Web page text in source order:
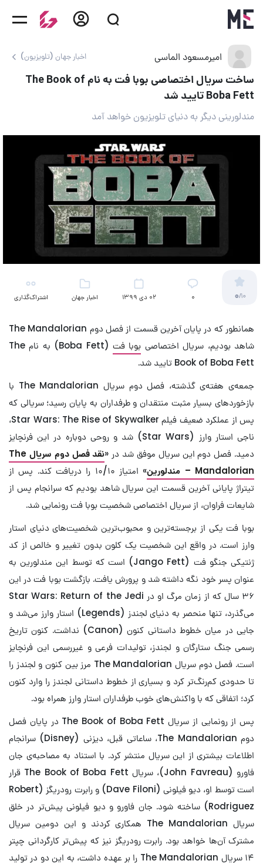
امیرمسعود الماسی اخبار جهان (تلویزیون)
ساخت سریال اختصاصی بوبا فت به نام The Book of
Boba Fett تایید شد
مندلورینی دیگر به دنیای تلویزیون خواهد آمد
0/10 ۰ 02 دی 1399
اخبار جهان
اشتراک‌گذاری
همانطور که در پایان آخرین قسمت از فصل دوم The Mandalorian
شاهد بودیم، سریال اختصاصی بوبا فت
(Boba Fett) به نام The
Book of Boba Fett تایید شد.
جمعه‌ی هفته‌ی گذشته، فصل دوم سریال The Mandalorian با
بازخوردهای بسیار مثبت منتقدان و طرفداران به پایان رسید؛ سریالی که
پس از عملکرد ضعیف فیلم Star Wars: The Rise of Skywalker،
ناجی استار وارز (Star Wars) شد و روحی دوباره در این فرنچایز
دمید. فصل دوم این سریال موفق شد در «
نقد فصل دوم سریال The
Mandalorian – مندلورین
» امتیاز ۱۰/۱۰ را دریافت کند. پس از
تیتراژ پایانی آخرین قسمت این سریال شاهد بودیم که سرانجام پس از
شایعات فراوان، از سریال اختصاصی شخصیت بوبا فت رونمایی شد.
بوبا فت یکی از برجسته‌ترین و محبوب‌ترین شخصیت‌های دنیای استار
وارز است. در واقع این شخصیت یک کلون بدون تغییر و خالص از کد
ژنتیکی جنگو فت (Jango Fett) است که توسط این مندلورین به
عنوان پسر خود نگه داشته شد و پرورش یافت. بازگشت بوبا فت در این
۳۶ سال که از زمان مرگ او در Star Wars: Return of the Jedi
می‌گذرد، تنها منحصر به دنیای لجندز (Legends) استار وارز می‌شد و
جایی در میان خطوط داستانی کنون (Canon) نداشت. کنون تاریخ
رسمی جنگ ستارگان و لجندز، تولیدات فرعی و غیررسمی این فرنچایز
است. فصل دوم سریال The Mandalorian مرز بین کنون و لجندز را
تا حدودی کم‌رنگ‌تر کرد و بسیاری از خطوط داستانی لجندز را وارد کنون
کرد؛ اتفاقی که با واکنش‌های خوب طرفداران استار وارز همراه بود.
پس از رونمایی از سریال The Book of Boba Fett در پایان فصل
دوم The Mandalorian، ساعاتی قبل، دیزنی (Disney) سرانجام
اطلاعات بیشتری از این سریال منتشر کرد. با استناد به مصاحبه‌ی جان
فاورو (John Favreau)، سریال The Book of Boba Fett قرار
است توسط او، دیو فیلونی (Dave Filoni) و رابرت رودریگز (Robert
Rodriguez) ساخته شود. جان فاورو و دیو فیلونی پیش‌تر در خلق
سریال The Mandalorian همکاری کردند و این دومین سریال
مشترک آن‌ها خواهد بود. رابرت رودریگز نیز که پیش‌تر کارگردانی چپتر
۱۴ سریال The Mandalorian را بر عهده داشت، به این دو در تولید